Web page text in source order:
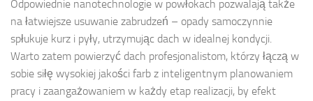
Odpowiednie nanotechnologie w powłokach pozwalają także
na łatwiejsze usuwanie zabrudzeń – opady samoczynnie
spłukuje kurz i pyły, utrzymując dach w idealnej kondycji.
Warto zatem powierzyć dach profesjonalistom, którzy łączą w
sobie siłę wysokiej jakości farb z inteligentnym planowaniem
pracy i zaangażowaniem w każdy etap realizacji, by efekt